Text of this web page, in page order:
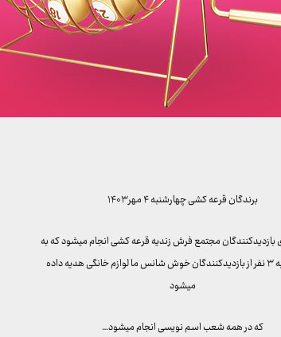
برندگان قرعه کشی چهارشنبه ۴ مهر ۱۴۰۳
بازدیدکنندگان مجتمع فرش زندیه قرعه کشی انجام میشود که به
قید قرعه به ۳ نفر از بازدیدکنندگان خوش شانس ما لوازم خانگی هدیه داده
میشود
که در همه شعب اسم نویسی انجام میشود…